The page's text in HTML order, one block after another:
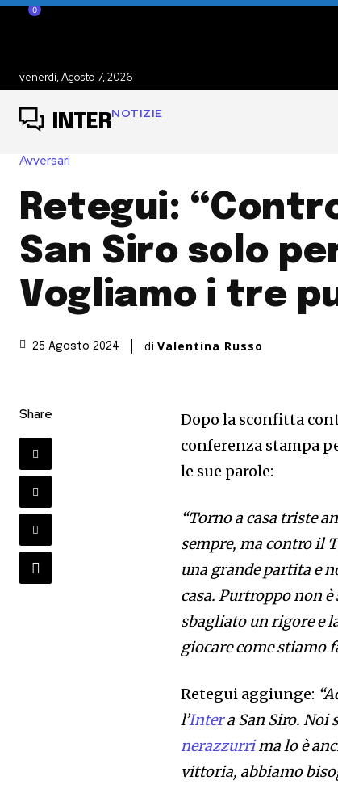
0
venerdì, Agosto 7, 2026
INTERNOTIZIE
Avversari
Retegui:
San Siro solo
Vogliamo i tre
25 Agosto 2024 di Valentina Russo
Share
Dopo la sconfitta
conferenza stampa
le sue parole:
“Torno a casa triste
sempre, ma contro il
una grande partita e
casa. Purtroppo non
sbagliato un rigore e
giocare come stiamo
Retegui aggiunge:
l’Intera San Siro. Noi
nerazzurrima lo è
vittoria, abbiamo